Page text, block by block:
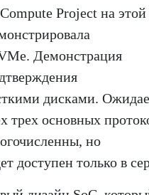
Project на этой
Демонстрация
дисками.
трех основных
но
доступен только в